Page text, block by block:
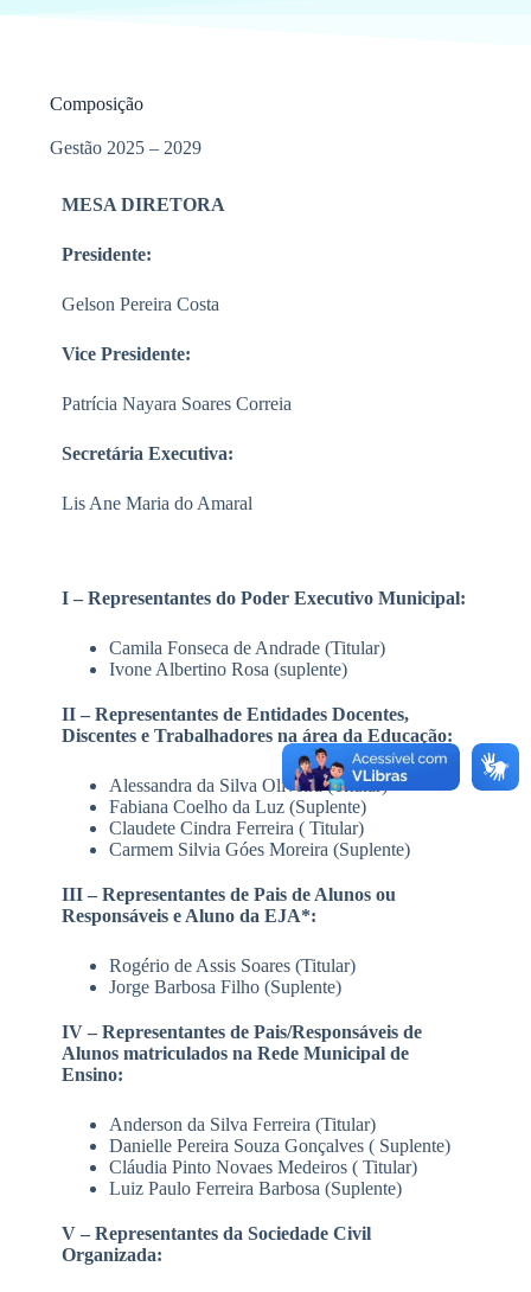
Composição
Gestão 2025 – 2029
MESA DIRETORA
Presidente:
Gelson Pereira Costa
Vice Presidente:
Patrícia Nayara Soares Correia
Secretária Executiva:
Lis Ane Maria do Amaral
I – Representantes do Poder Executivo Municipal:
Camila Fonseca de Andrade (Titular)
Ivone Albertino Rosa (suplente)
II – Representantes de Entidades Docentes,
Discentes e Trabalhadores na área da Educação:
Alessandra da Silva Oliveira (Titular)
Fabiana Coelho da Luz (Suplente)
Claudete Cindra Ferreira ( Titular)
Carmem Silvia Góes Moreira (Suplente)
III – Representantes de Pais de Alunos ou
Responsáveis e Aluno da EJA*:
Rogério de Assis Soares (Titular)
Jorge Barbosa Filho (Suplente)
IV – Representantes de Pais/Responsáveis de
Alunos matriculados na Rede Municipal de
Ensino:
Anderson da Silva Ferreira (Titular)
Danielle Pereira Souza Gonçalves ( Suplente)
Cláudia Pinto Novaes Medeiros ( Titular)
Luiz Paulo Ferreira Barbosa (Suplente)
V – Representantes da Sociedade Civil
Organizada: